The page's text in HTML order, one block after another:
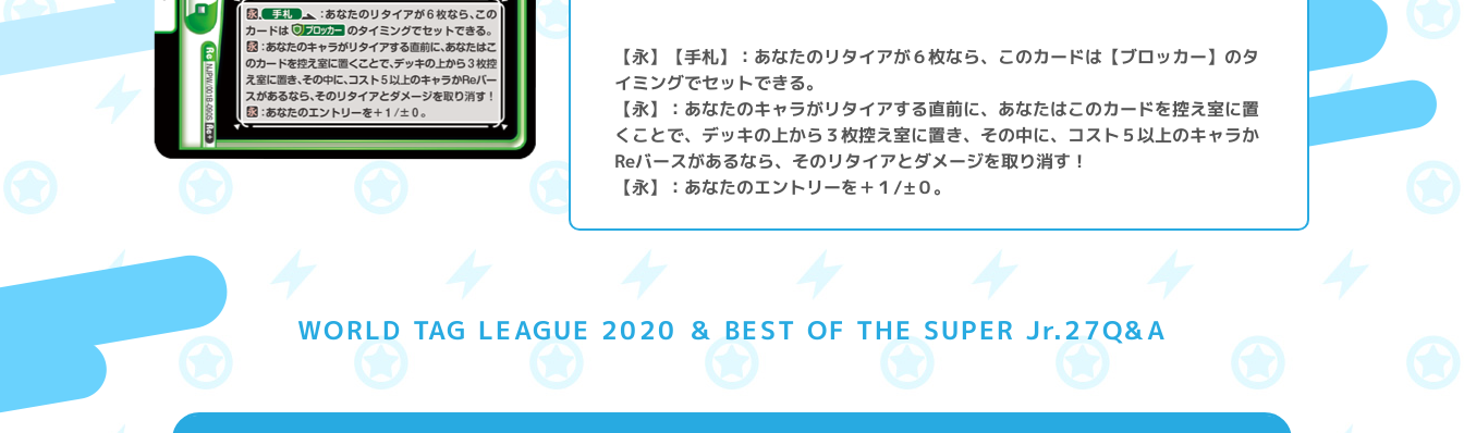
【永】【手札】：あなたのリタイアが６枚なら、このカードは【ブロッカー】のタ
イミングでセットできる。
【永】：あなたのキャラがリタイアする直前に、あなたはこのカードを控え室に置
くことで、デッキの上から３枚控え室に置き、その中に、コスト５以上のキャラか
Reバースがあるなら、そのリタイアとダメージを取り消す！
【永】：あなたのエントリーを＋１/±０。
WORLD TAG LEAGUE 2020 ＆ BEST OF THE SUPER Jr.27Q&A